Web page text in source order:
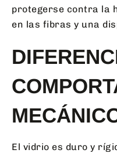
protegerse contra la
en las fibras y una
El vidrio es duro y